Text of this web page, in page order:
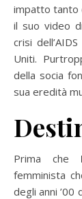
impatto tanto
il suo video
crisi
Uniti.
della socia
sua eredità
Prima che
femminista
degli anni ’00